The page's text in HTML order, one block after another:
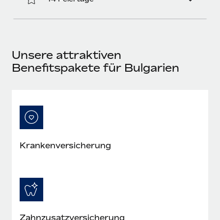
Mehr erfahren
Unsere attraktiven
Benefitspakete für Bulgarien
Krankenversicherung
Zahnzusatzversicherung